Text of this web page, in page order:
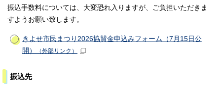
振込手数料については、大変恐れ入りますが、ご負担いただきま
すようお願い致します。
きよせ市民まつり2026協賛金申込みフォーム（7月15日公
開）
（外部リンク）
振込先